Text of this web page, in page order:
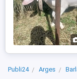
Publi24 Arges